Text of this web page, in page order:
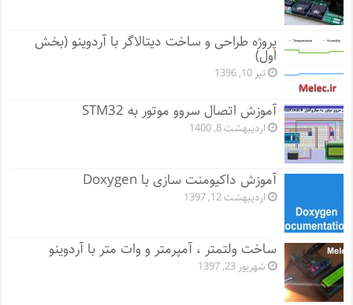
پروژه طراحی و ساخت دیتالاگر با آردوینو (بخش
اول)
تیر 10, 1396
آموزش اتصال سروو موتور به STM32
اردیبهشت 8, 1400
آموزش داکیومنت سازی با Doxygen
اردیبهشت 12, 1397
ساخت ولتمتر ، آمپرمتر و وات متر با آردوینو
شهریور 23, 1397